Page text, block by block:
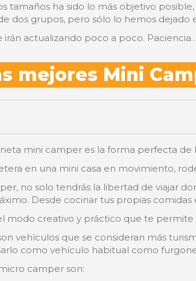
tamaños ha sido lo más objetivo
dos grupos, pero sólo lo hemos dejado
actualizando poco a poco.
mejores Mini
mini camper es la forma perfecta de
en una mini casa en movimiento,
no solo tendrás la libertad de viajar
Desde cocinar tus propias
modo creativo y práctico que te permite
vehículos que se consideran más
como vehículo habitual como
camper son: